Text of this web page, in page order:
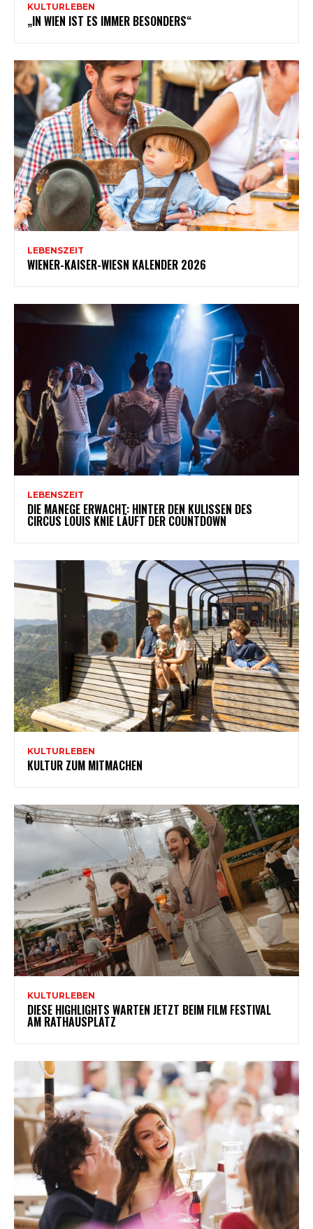
KULTURLEBEN
„IN WIEN IST ES IMMER BESONDERS“
LEBENSZEIT
WIENER-KAISER-WIESN KALENDER 2026
LEBENSZEIT
DIE MANEGE ERWACHT: HINTER DEN KULISSEN DES
CIRCUS LOUIS KNIE LÄUFT DER COUNTDOWN
KULTURLEBEN
KULTUR ZUM MITMACHEN
KULTURLEBEN
DIESE HIGHLIGHTS WARTEN JETZT BEIM FILM FESTIVAL
AM RATHAUSPLATZ